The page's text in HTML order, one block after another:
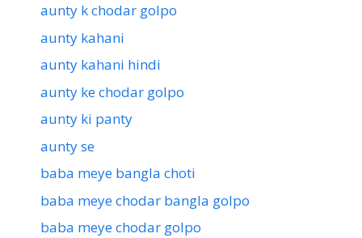
aunty k chodar golpo
aunty kahani
aunty kahani hindi
aunty ke chodar golpo
aunty ki panty
aunty se
baba meye bangla choti
baba meye chodar bangla golpo
baba meye chodar golpo